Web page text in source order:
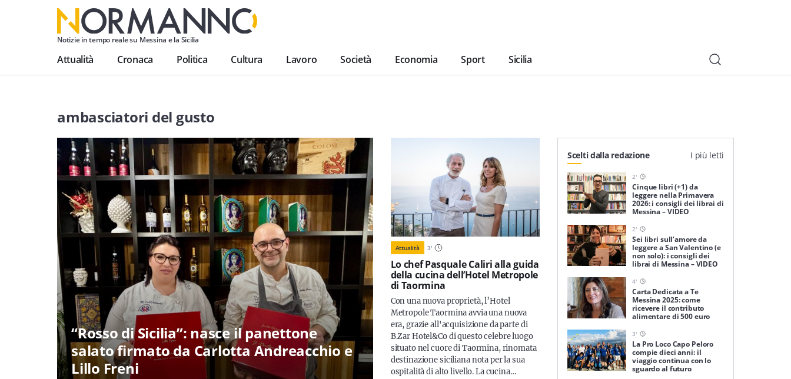
Notizie in tempo reale su Messina e la Sicilia
Attualità Cronaca Politica Cultura Lavoro Società Economia Sport Sicilia
ambasciatori del gusto
“Rosso di Sicilia”: nasce il panettone
salato firmato da Carlotta Andreacchio e
Lillo Freni
Attualità 3'
Lo chef Pasquale Caliri alla guida
della cucina dell’Hotel Metropole
di Taormina
Con una nuova proprietà, l’Hotel
Metropole Taormina avvia una nuova
era, grazie all'acquisizione da parte di
B.Zar Hotel&Co di questo celebre luogo
situato nel cuore di Taormina, rinomata
destinazione siciliana nota per la sua
ospitalità di alto livello. La cucina…
Scelti dalla redazione I più letti
2'
Cinque libri (+1) da
leggere nella Primavera
2026: i consigli dei librai di
Messina – VIDEO
2'
Sei libri sull’amore da
leggere a San Valentino (e
non solo): i consigli dei
librai di Messina – VIDEO
4'
Carta Dedicata a Te
Messina 2025: come
ricevere il contributo
alimentare di 500 euro
3'
La Pro Loco Capo Peloro
compie dieci anni: il
viaggio continua con lo
sguardo al futuro